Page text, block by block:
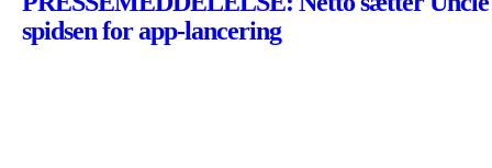
spidsen for app-lancering